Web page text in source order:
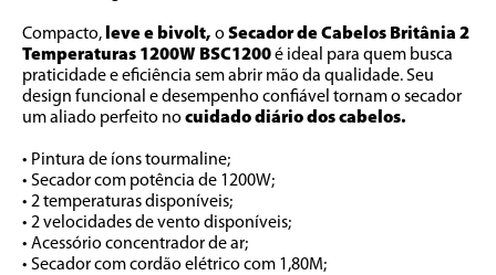
Compacto, leve e bivolt, o Secador de Cabelos Britânia 2
Temperaturas 1200W BSC1200 é ideal para quem busca
praticidade e eficiência sem abrir mão da qualidade. Seu
design funcional e desempenho confiável tornam o secador
um aliado perfeito no cuidado diário dos cabelos.
• Pintura de íons tourmaline;
• Secador com potência de 1200W;
• 2 temperaturas disponíveis;
• 2 velocidades de vento disponíveis;
• Acessório concentrador de ar;
• Secador com cordão elétrico com 1,80M;